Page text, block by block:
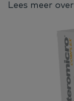
Lees meer over